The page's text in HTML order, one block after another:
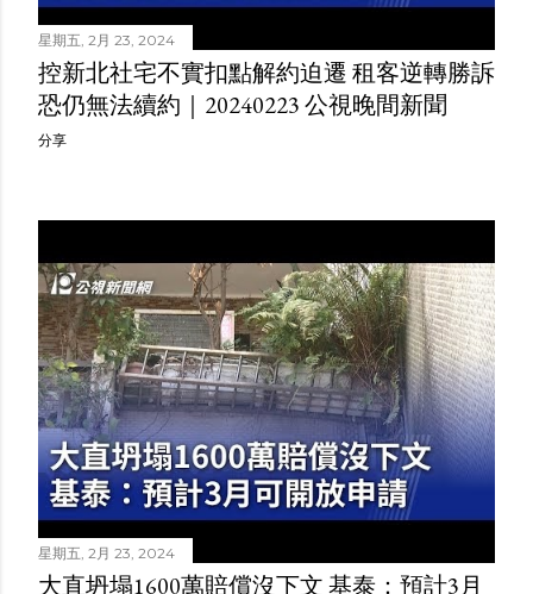
星期五, 2月 23, 2024
控新北社宅不實扣點解約迫遷 租客逆轉勝訴
恐仍無法續約｜20240223 公視晚間新聞
分享
星期五, 2月 23, 2024
大直坍塌1600萬賠償沒下文 基泰：預計3月